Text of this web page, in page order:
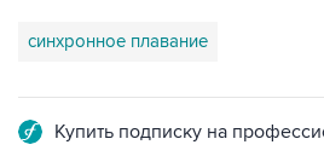
синхронное плавание
Купить подписку на